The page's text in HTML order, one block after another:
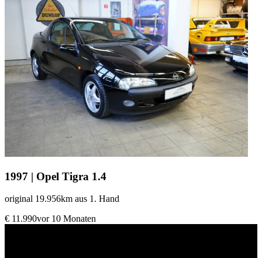
1997 | Opel Tigra 1.4
original 19.956km aus 1. Hand
€ 11.990vor 10 Monaten